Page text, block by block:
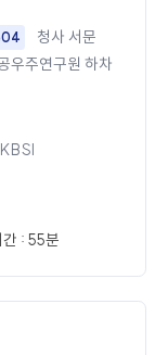
청사 서문
우주연구원 하차
KBSI
: 55분